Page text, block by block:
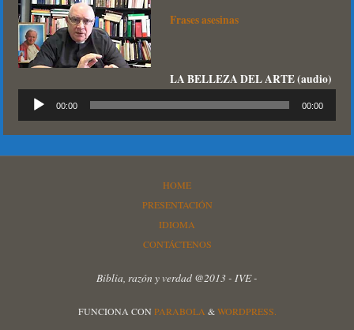
Frases asesinas
LA BELLEZA DEL ARTE (audio)
Reproductor
audio
00:00 00:00
HOME
PRESENTACIÓN
IDIOMA
CONTÁCTENOS
Biblia, razón y verdad @2013 - IVE -
FUNCIONA CON PARABOLA &WORDPRESS.